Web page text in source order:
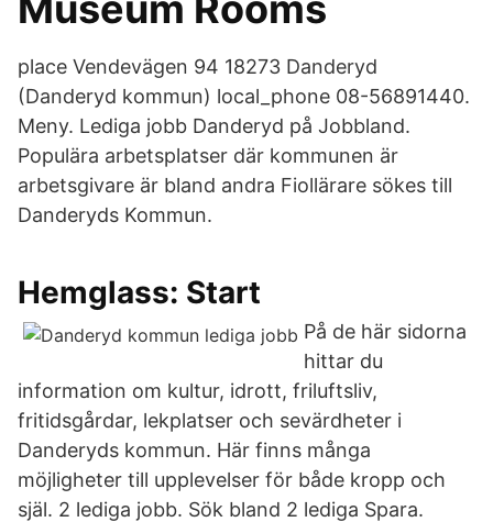
place Vendevägen 94 18273 Danderyd
(Danderyd kommun) local_phone 08-56891440.
Meny. Lediga jobb Danderyd på Jobbland.
Populära arbetsplatser där kommunen är
arbetsgivare är bland andra Fiollärare sökes till
Danderyds Kommun.
Hemglass: Start
På de här sidorna
hittar du
information om kultur, idrott, friluftsliv,
fritidsgårdar, lekplatser och sevärdheter i
Danderyds kommun. Här finns många
möjligheter till upplevelser för både kropp och
själ. 2 lediga jobb. Sök bland 2 lediga Spara.